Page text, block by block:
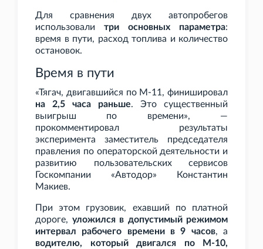
Для сравнения двух автопробегов
использовали три основных параметра:
время в пути, расход топлива и количество
остановок.
Время в пути
«Тягач, двигавшийся по М-11, финишировал
на 2,5
часа раньше. Это существенный
выигрыш по времени», —
прокомментировал результаты
эксперимента заместитель председателя
правления по операторской деятельности и
развитию пользовательских сервисов
Госкомпании «Автодор» Константин
Макиев.
При этом грузовик, ехавший по платной
дороге, уложился в допустимый режимом
интервал рабочего времени в 9
часов, а
водителю, который двигался по М-10,